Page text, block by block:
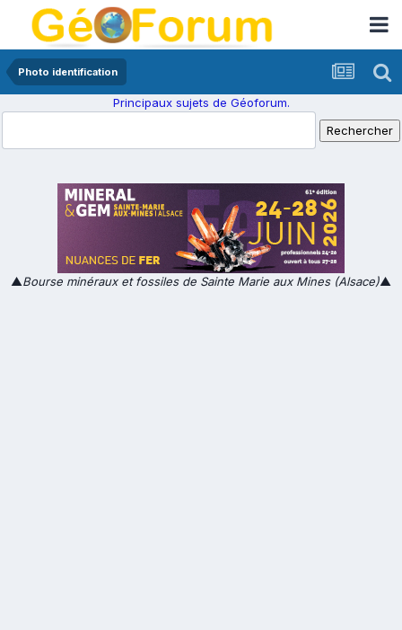
Photo identification
Principaux sujets de Géoforum.
▲Bourse minéraux et fossiles de Sainte Marie aux Mines (Alsace)▲